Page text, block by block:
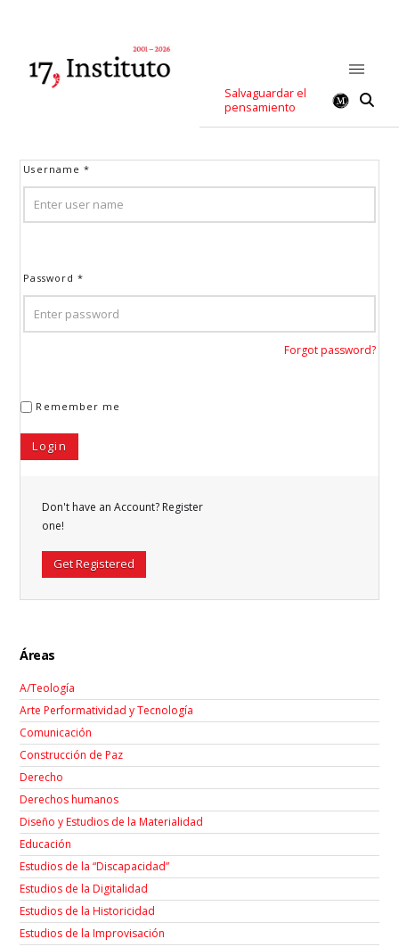
Salvaguardar el
pensamiento
Username*
Password*
Forgot password?
Remember me
Don't have an Account? Register
one!
Get Registered
Áreas
A/Teología
Arte Performatividad y Tecnología
Comunicación
Construcción de Paz
Derecho
Derechos humanos
Diseño y Estudios de la Materialidad
Educación
Estudios de la “Discapacidad”
Estudios de la Digitalidad
Estudios de la Historicidad
Estudios de la Improvisación